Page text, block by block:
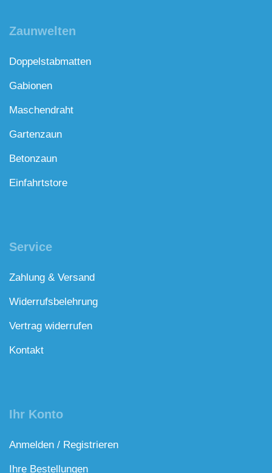
Zaunwelten
Doppelstabmatten
Gabionen
Maschendraht
Gartenzaun
Betonzaun
Einfahrtstore
Service
Zahlung & Versand
Widerrufsbelehrung
Vertrag widerrufen
Kontakt
Ihr Konto
Anmelden / Registrieren
Ihre Bestellungen